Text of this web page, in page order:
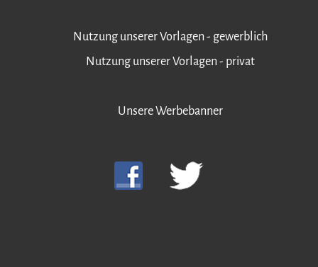
Nutzung unserer Vorlagen - gewerblich
Nutzung unserer Vorlagen - privat
Unsere Werbebanner